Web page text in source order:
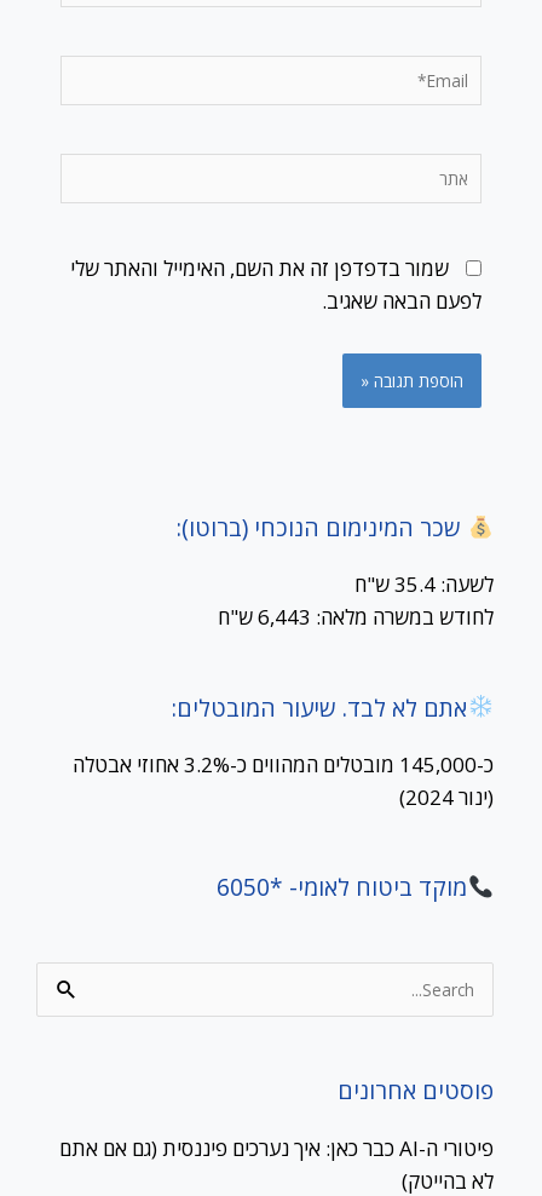
Email*
אתר
שמור בדפדפן זה את השם, האימייל והאתר שלי
לפעם הבאה שאגיב.
שכר המינימום הנוכחי (ברוטו):
לשעה: 35.4 ש"ח
לחודש במשרה מלאה: 6,443 ש"ח
אתם לא לבד. שיעור המובטלים:
כ-145,000 מובטלים המהווים כ-3.2% אחוזי אבטלה
(ינור 2024)
מוקד ביטוח לאומי- *6050
Search
for:
פוסטים אחרונים
פיטורי ה-AI כבר כאן: איך נערכים פיננסית (גם אם אתם
לא בהייטק)